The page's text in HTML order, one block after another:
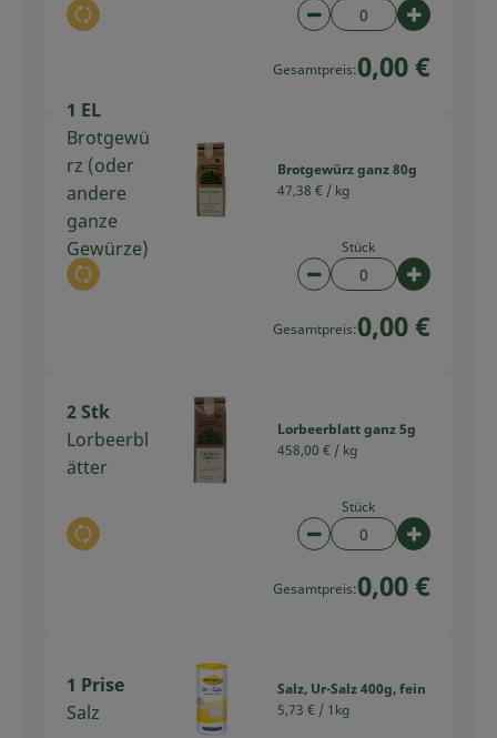
Auswahl ändern Artikelanzahl
Gesamtpreis:0,00 €
1 EL
Brotgewü
rz (oder
andere
ganze
Gewürze)
Auswahl ändern
Brotgewürz ganz 80g
47,38 € / kg
Stück
Artikelanzahl
Gesamtpreis:0,00 €
2 Stk
Lorbeerbl
ätter
Auswahl ändern
Lorbeerblatt ganz 5g
458,00 € / kg
Stück
Artikelanzahl
Gesamtpreis:0,00 €
1 Prise
Salz
Salz, Ur-Salz 400g, fein
5,73 € / 1kg